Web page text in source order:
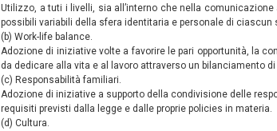
Utilizzo, a tuti i livelli, sia all’interno che nella
possibili variabili della sfera identitaria e personale di ciascun
(b) Work-life balance.
Adozione di iniziative volte a favorire le pari opportunità, la
da dedicare alla vita e al lavoro attraverso un bilanciamento
(c) Responsabilità familiari.
Adozione di iniziative a supporto della condivisione delle
requisiti previsti dalla legge e dalle proprie policies in materia.
(d) Cultura.